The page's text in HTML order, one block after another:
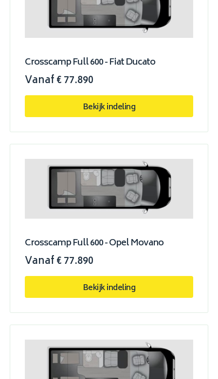
Crosscamp Full 600 - Fiat Ducato
Vanaf € 77.890
Bekijk indeling
Crosscamp Full 600 - Opel Movano
Vanaf € 77.890
Bekijk indeling